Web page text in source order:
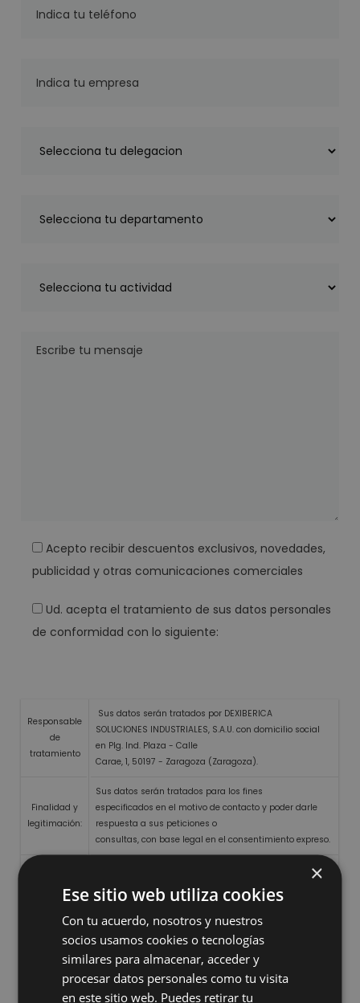
Acepto recibir descuentos exclusivos, novedades,
publicidad y otras comunicaciones comerciales
Ud. acepta el tratamiento de sus datos personales
de conformidad con lo siguiente:
Responsable
de
tratamiento
Sus datos serán tratados por DEXIBERICA
SOLUCIONES INDUSTRIALES, S.A.U. con domicilio social
en Plg. Ind. Plaza - Calle
Carae, 1, 50197 - Zaragoza (Zaragoza).
Finalidad y
legitimación:
Sus datos serán tratados para los fines
especificados en el motivo de contacto y poder darle
respuesta a sus peticiones o
consultas, con base legal en el consentimiento expreso.
Plazo:
Sus datos serán tratados el tiempo estrictamente
necesario para el cumplimiento de la finalidad o
finalidades concretas que motivaron
su recogida, hasta la pérdida de relevancia de su uso o,
en todo caso, hasta que
sean cancelados en respuesta al ejercicio por parte de
su titular de los derechos
×
Ese sitio web utiliza cookies
Con tu acuerdo, nosotros y nuestros
socios usamos cookies o tecnologías
similares para almacenar, acceder y
procesar datos personales como tu visita
en este sitio web. Puedes retirar tu